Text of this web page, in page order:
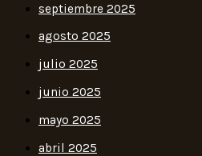
septiembre 2025
agosto 2025
julio 2025
junio 2025
mayo 2025
abril 2025